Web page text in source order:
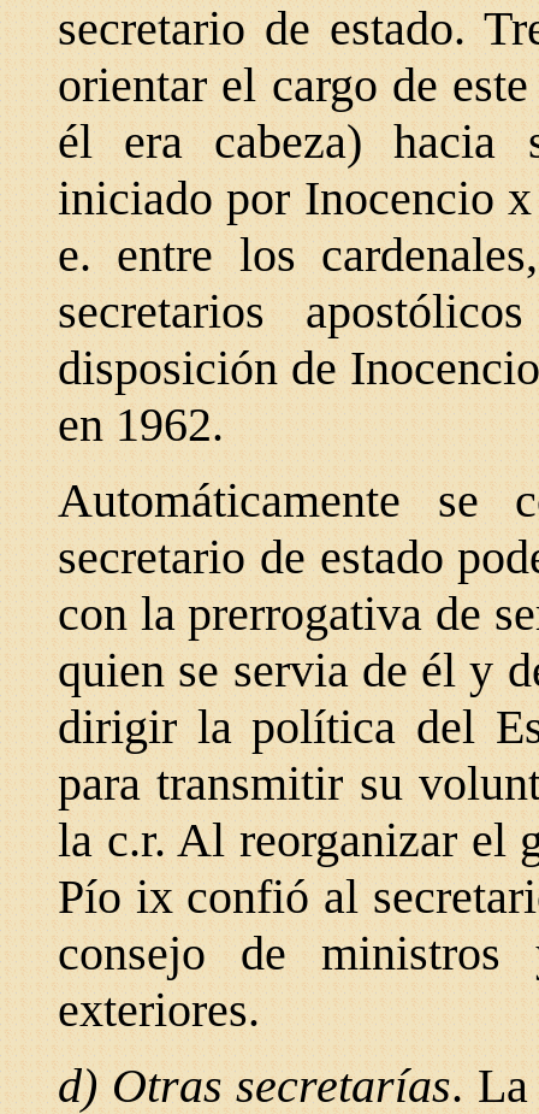
secretario de estado.
orientar el cargode
élera cabeza)
iniciado por Inocencio
e. entre los
secretarios
disposición de
en1962.
Automáticamente
secretario de estado
con la prerrogativade
quiense servia de él y
dirigir la política del
para transmitir su
la c.r. Al reorganizarel
Pío ix confió al
consejo de
exteriores.
d) Otras secretarías.